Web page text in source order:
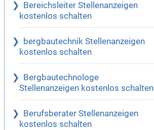
Bereichsleiter Stellenanzeigen
kostenlos schalten
bergbautechnik Stellenanzeigen
kostenlos schalten
Bergbautechnologe
Stellenanzeigen kostenlos schalten
Berufsberater Stellenanzeigen
kostenlos schalten